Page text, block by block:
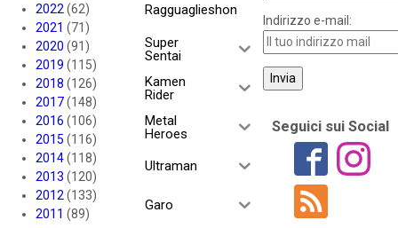
2022 (62)
2021 (71)
2020 (91)
2019 (115)
2018 (126)
2017(148)
2016 (106)
2015 (116)
2014(118)
2013 (120)
2012 (133)
2011 (89)
Ragguaglieshon
Super
Sentai
Kamen
Rider
Metal
Heroes
Ultraman
Garo
Indirizzo e-mail:
Seguici sui Social